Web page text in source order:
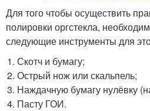
Для того чтобы осуществить
полировки оргстекла,
следующие инструменты для
Скотч и бумагу;
Острый нож или скальпель;
Наждачную бумагу нулёвку
Пасту ГОИ.